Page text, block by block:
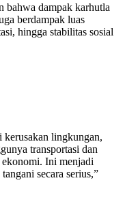
bahwa dampak karhutla
berdampak luas
hingga stabilitas sosial
kerusakan lingkungan,
transportasi dan
ekonomi. Ini menjadi
secara serius,”